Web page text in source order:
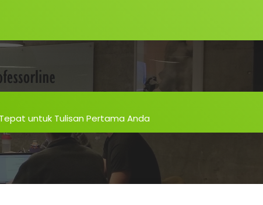
untuk Tulisan Pertama Anda